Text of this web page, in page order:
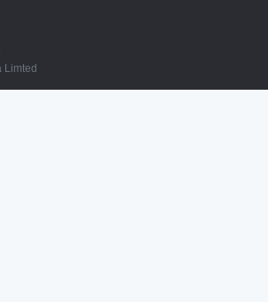
Limted